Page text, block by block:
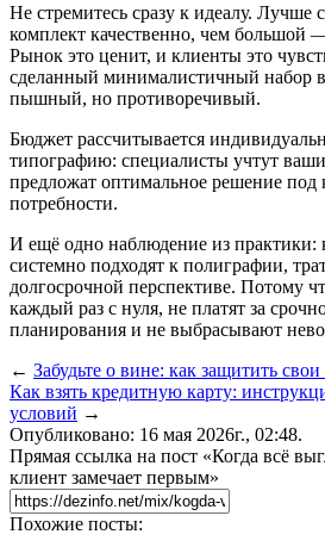
Не стремитесь сразу к идеалу. Лучше
комплект качественно, чем большой
Рынок это ценит, и клиенты это
сделанный минималистичный набор
пышный, но противоречивый.
Бюджет рассчитывается
типографию: специалисты учтут
предложат оптимальное решение под
потребности.
И ещё одно наблюдение из практики:
системно подходят к полиграфии,
долгосрочной перспективе. Потому
каждый раз с нуля, не платят за
планирования и не выбрасывают
← Забудьте о вине: как защитить
Как взять кредитную карту:
условий →
Опубликовано: 16 мая 2026г., 02:48.
Прямая ссылка на пост «Когда всё
клиент замечает первым»
Похожие посты: